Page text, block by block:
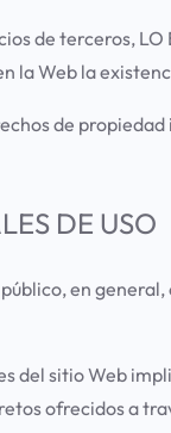
de terceros,
la Web la
de
DE USO
en
del sitio Web
ofrecidos a